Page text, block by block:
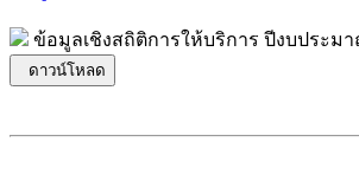
ข้อมูลเชิงสถิติการให้บริการ ปีงบประมา
ดาวน์โหลด